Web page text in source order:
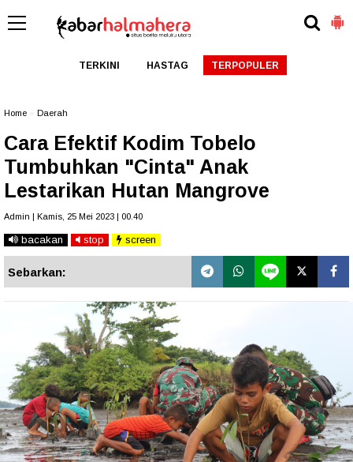
TERKINI HASTAG TERPOPULER
Home Daerah
Cara Efektif Kodim Tobelo
Tumbuhkan "Cinta" Anak
Lestarikan Hutan Mangrove
Admin | Kamis, 25 Mei 2023 | 00.40
bacakan stop screen
Sebarkan: